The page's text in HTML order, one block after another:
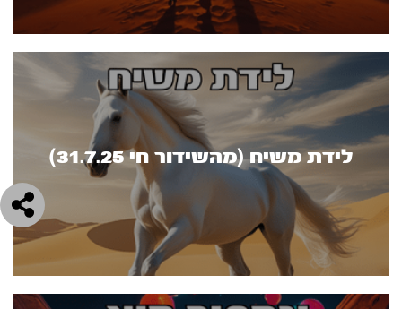
לידת משיח (מהשידור חי 31.7.25)